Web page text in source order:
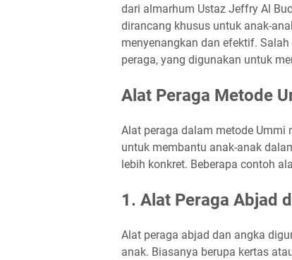
dari almarhum Ustaz Jeffry Al
dirancang khusus untuk anak-
menyenangkan dan efektif.
peraga, yang digunakan untuk
Alat Peraga Metode
Alat peraga dalam metode
untuk membantu anak-anak
lebih konkret. Beberapa contoh
1. Alat Peraga Abjad
Alat peraga abjad dan angka
anak. Biasanya berupa kertas